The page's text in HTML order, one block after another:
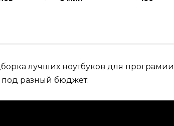
лучших ноутбуков для
под разный бюджет.